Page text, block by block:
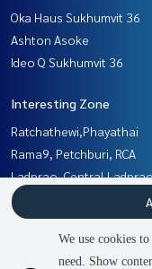
Oka Haus Sukhumvit 36
Ashton Asoke
Ideo Q Sukhumvit 36
Interesting Zone
Ratchathewi,Phayathai
Rama9, Petchburi, RCA
Ladprao, Central
Khlongtoei,
Witthayu, Chidlom,
Ploenchit
Sukhumvit, Asoke,
We use cookies
need. Show